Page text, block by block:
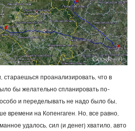
стараешься проанализировать, что в
бы желательно спланировать по-
и переделывать не надо было бы,
времени на Копенгаген. Но, все равно,
удалось, сил (и денег) хватило, авто